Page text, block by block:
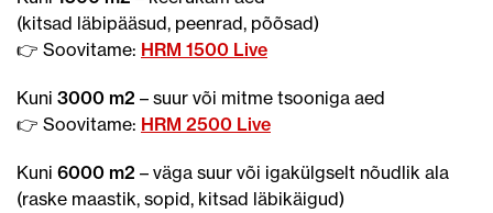
(kitsad läbipääsud, peenrad, põõsad)
👉 Soovitame: HRM 1500 Live
Kuni 3000 m2 – suur või mitme tsooniga aed
👉 Soovitame: HRM 2500 Live
Kuni 6000 m2 – väga suur või igakülgselt nõudlik ala
(raske maastik, sopid, kitsad läbikäigud)